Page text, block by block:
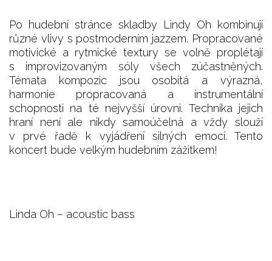
Po hudební stránce skladby Lindy Oh kombinují
různé vlivy s postmoderním jazzem. Propracované
motivické a rytmické textury se volně proplétají
s improvizovaným sóly všech zúčastněných.
Témata kompozic jsou osobitá a výrazná,
harmonie propracovaná a instrumentální
schopnosti na té nejvyšší úrovni. Technika jejich
hraní není ale nikdy samoúčelná a vždy slouží
v prvé řadě k vyjádření silných emocí. Tento
koncert bude velkým hudebním zážitkem!
Linda Oh – acoustic bass